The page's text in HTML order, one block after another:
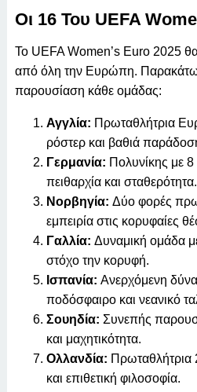
Οι 16 Του UEFA
Το UEFA Women’s Euro 2025
από όλη την Ευρώπη. Παρακάτω
παρουσίαση κάθε ομάδας:
Αγγλία: Πρωταθλήτρια
ρόστερ και βαθιά
Γερμανία: Πολυνίκης με 8
πειθαρχία και σταθερότητα.
Νορβηγία: Δύο φορές
εμπειρία στις κορυφαίες
Γαλλία: Δυναμική ομάδα με
στόχο την κορυφή.
Ισπανία: Ανερχόμενη
ποδόσφαιρο και νεανικό
Σουηδία: Συνεπής
και μαχητικότητα.
Ολλανδία: Πρωταθλήτρια
και επιθετική φιλοσοφία.